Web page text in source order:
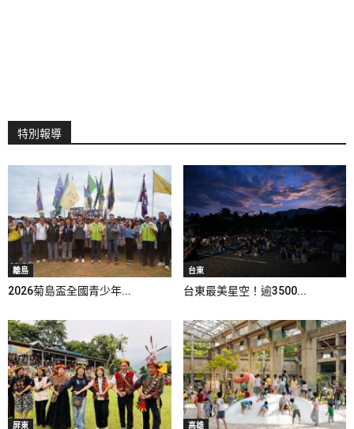
特別報導
離島
2026菊島盃全國青少年...
台東
台東最美星空！逾3500...
屏東 高雄